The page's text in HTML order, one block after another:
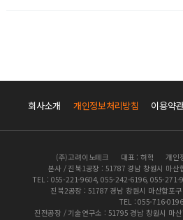
회사소개 개인정보처리방침 이용약
(주)고려이노테크 대표 : 허혁
개인
본사 / 진북1공장 : 51787 경남 창원시 마산
TEL : 055-221-9604, 055-242-6196, 055-271-
진북2공장 : 51787 경남 창원시 마산합포
TEL : 055-716-0196
진전공장 / 기술연구소 : 51795 경남 창원시 마